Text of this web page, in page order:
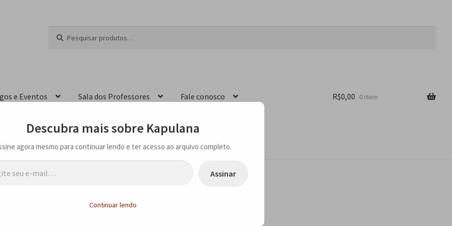
por:
e Eventos Sala dos Professores Fale conosco R$0,00 0 item
Descubra mais sobre Kapulana
agora mesmo para continuar lendo e ter acesso ao arquivo completo.
Assinar
Continuar lendo